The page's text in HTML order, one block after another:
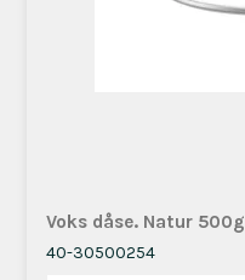
Voks dåse. Natur 500g
40-30500254